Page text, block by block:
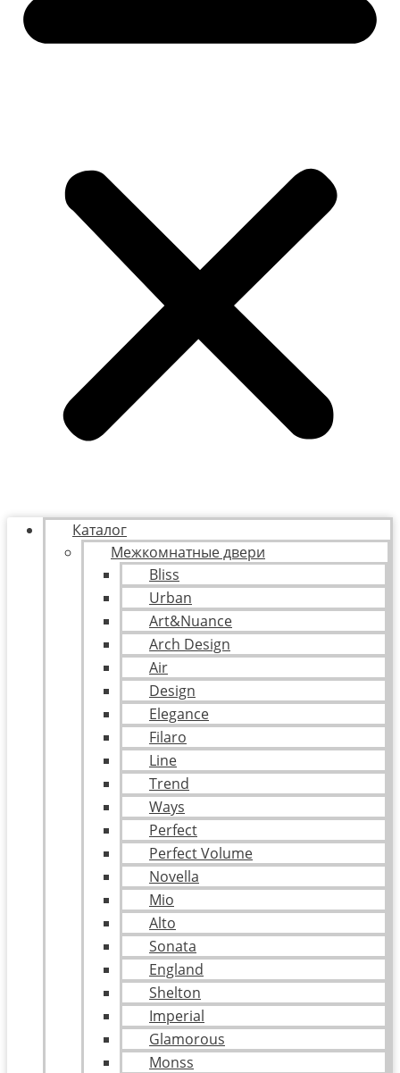
Каталог
Межкомнатные двери
Bliss
Urban
Art&Nuance
Arch Design
Air
Design
Elegance
Filaro
Line
Trend
Ways
Perfect
Perfect Volume
Novella
Mio
Alto
Sonata
England
Shelton
Imperial
Glamorous
Monss